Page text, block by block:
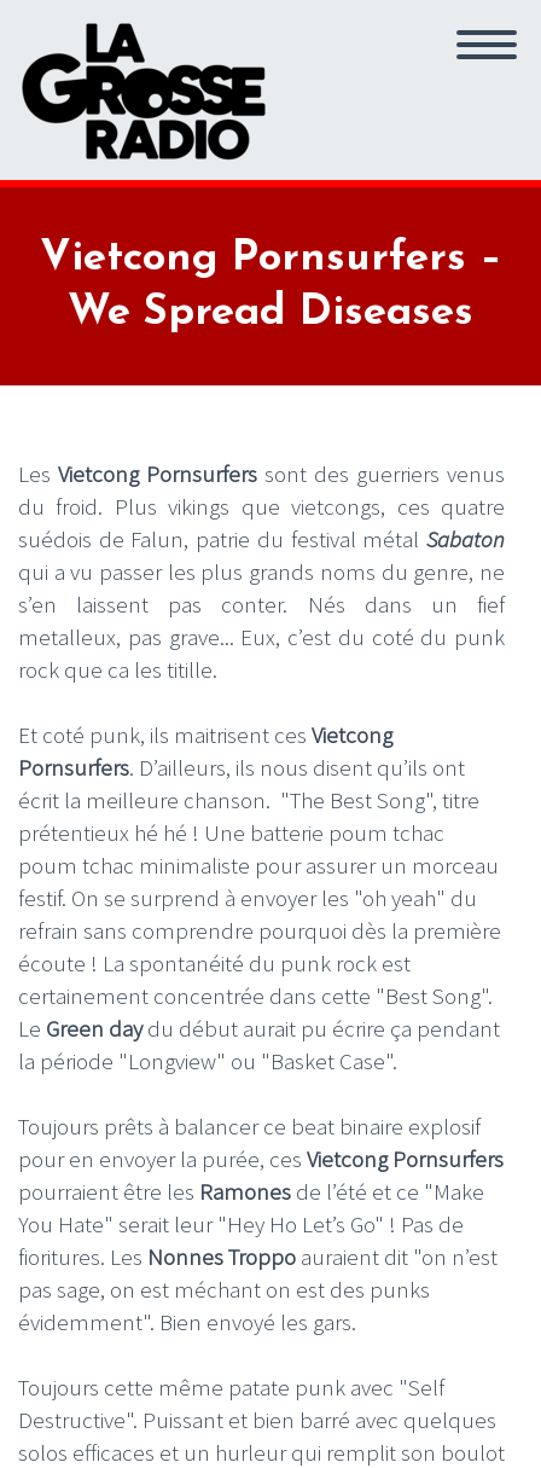
Vietcong Pornsurfers –
We Spread Diseases
Les Vietcong Pornsurfers sont des guerriers venus
du froid. Plus vikings que vietcongs, ces quatre
suédois de Falun, patrie du festival métal Sabaton
qui a vu passer les plus grands noms du genre, ne
s’en laissent pas conter. Nés dans un fief
metalleux, pas grave... Eux, c’est du coté du punk
rock que ca les titille.
Et coté punk, ils maitrisent ces Vietcong
Pornsurfers. D’ailleurs, ils nous disent qu’ils ont
écrit la meilleure chanson. "The Best Song", titre
prétentieux hé hé ! Une batterie poum tchac
poum tchac minimaliste pour assurer un morceau
festif. On se surprend à envoyer les "oh yeah" du
refrain sans comprendre pourquoi dès la première
écoute ! La spontanéité du punk rock est
certainement concentrée dans cette "Best Song".
Le Green daydu début aurait pu écrire ça pendant
la période "Longview" ou "Basket Case".
Toujours prêts à balancer ce beat binaire explosif
pour en envoyer la purée, ces Vietcong Pornsurfers
pourraient être les Ramones de l’été et ce "Make
You Hate" serait leur "Hey Ho Let’s Go" ! Pas de
fioritures. Les Nonnes Troppo auraient dit "on n’est
pas sage, on est méchant on est des punks
évidemment". Bien envoyé les gars.
Toujours cette même patate punk avec "Self
Destructive". Puissant et bien barré avec quelques
solos efficaces et un hurleur qui remplit son boulot